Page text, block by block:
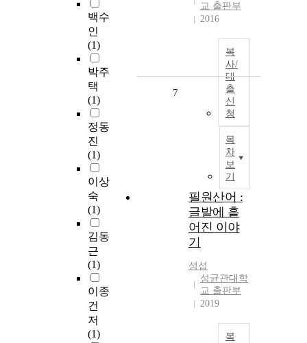
백수
인
(1)
박주
택
(1)
정동
진
(1)
이상
숙
(1)
김동
근
(1)
이종
건
저
(1)
교 출판부
2016
복
사/
대
출
신
청
목
차
보
기
7
필원산어 :
글밭에 흩
어진 이야
기
성섭
성균관대학
교 출판부
2019
복